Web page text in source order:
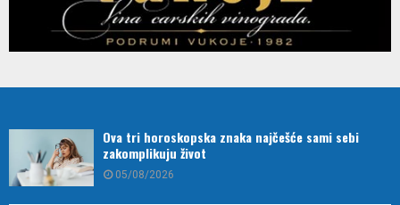
Ova tri horoskopska znaka najčešće sami sebi
zakomplikuju život
05/08/2026